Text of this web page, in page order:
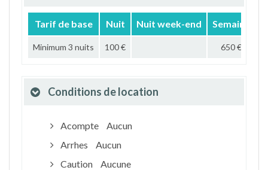
Tarif de base Nuit Nuit week-end Semaine
Minimum 3 nuits 100 € 650 €
Conditions de location
Acompte
Aucun
Arrhes
Aucun
Caution
Aucune